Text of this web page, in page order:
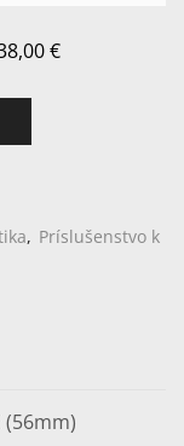
€
, Príslušenstvo k
(56mm)